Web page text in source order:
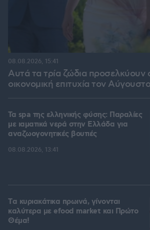
Αυτά τα τρία ζώδια προσελκύουν
οικονομική επιτυχία τον Αύγουστο
08.08.2026, 15:41
Τα spa της ελληνικής φύσης: Παραλίες
με ιαματικά νερά στην Ελλάδα για
αναζωογονητικές βουτιές
08.08.2026, 13:41
Tα κυριακάτικα πρωινά, γίνονται
καλύτερα με efood market και Πρώτο
Θέμα!